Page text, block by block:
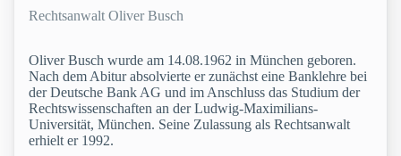
Rechtsanwalt Oliver Busch
Oliver Busch wurde am 14.08.1962 in München geboren.
Nach dem Abitur absolvierte er zunächst eine Banklehre bei
der Deutsche Bank AG und im Anschluss das Studium der
Rechtswissenschaften an der Ludwig-Maximilians-
Universität, München. Seine Zulassung als Rechtsanwalt
erhielt er 1992.